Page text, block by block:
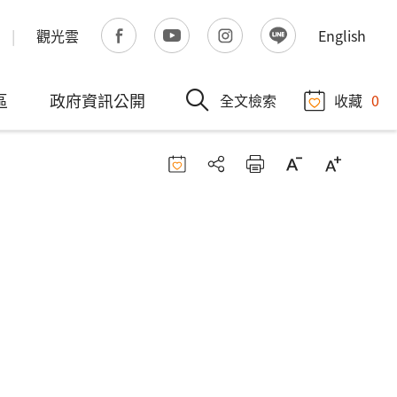
觀光雲 English
政府資訊公開 全文檢索 收藏 0